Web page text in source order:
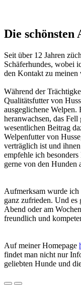
Die schönsten
Seit über 12 Jahren
Schäferhundes, wobei
den Kontakt zu meinen
Während der
Qualitätsfutter von
ausgeglichene Welpen.
heranwachsen, das
wesentlichen Beitrag
Welpenfutter von
verträglich ist und
empfehle ich
gerne von den Hunden
Aufmerksam wurde ich
ganz zufrieden. Und es
Abend oder am
freundlich und
Auf meiner Homepage
findet man nicht nur
geliebten Hunde und